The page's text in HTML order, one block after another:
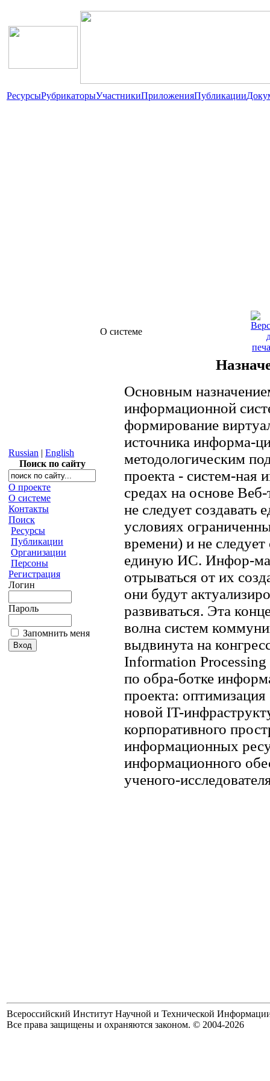
РесурсыРубрикаторыУчастникиПриложенияПубликации
Russian | English
Поиск по сайту
О проекте
О системе
Контакты
Поиск
Ресурсы
Публикации
Организации
Персоны
Регистрация
Логин
Пароль
Запомнить меня
О системе
Основным
информационной
формирование
источника информа-
методологическим
проекта - систем-ная
средах на основе
не следует
условиях
времени) и не
единую ИС. Инфор-
отрываться от их
они будут
развиваться. Эта
волна систем
выдвинута на
Information
по обра-ботке
проекта:
новой IT-
корпоративного
информационных
информационного
ученого-
Всероссийский Институт Научной и Технической
Все права защищены и охраняются законом. © 2004-2026